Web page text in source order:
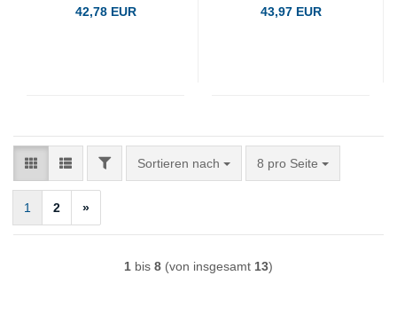
42,78 EUR 43,97 EUR
FILTERSortieren nach
Sortieren nach 8 pro Seite
pro Seite
1 2 »
1 bis 8 (von insgesamt 13)